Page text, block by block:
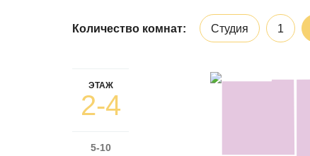
Количество комнат: Студия 1
ЭТАЖ
2-4
5-10